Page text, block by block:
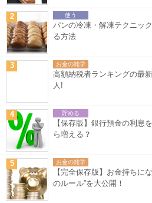
2 使う
パンの冷凍・解凍テクニッ
る方法
3 お金の雑学
高額納税者ランキングの最
人!
4 貯める
【保存版】銀行預金の利息
ら増える？
5 お金の雑学
【完全保存版】お金持ちに
のルール”を大公開！